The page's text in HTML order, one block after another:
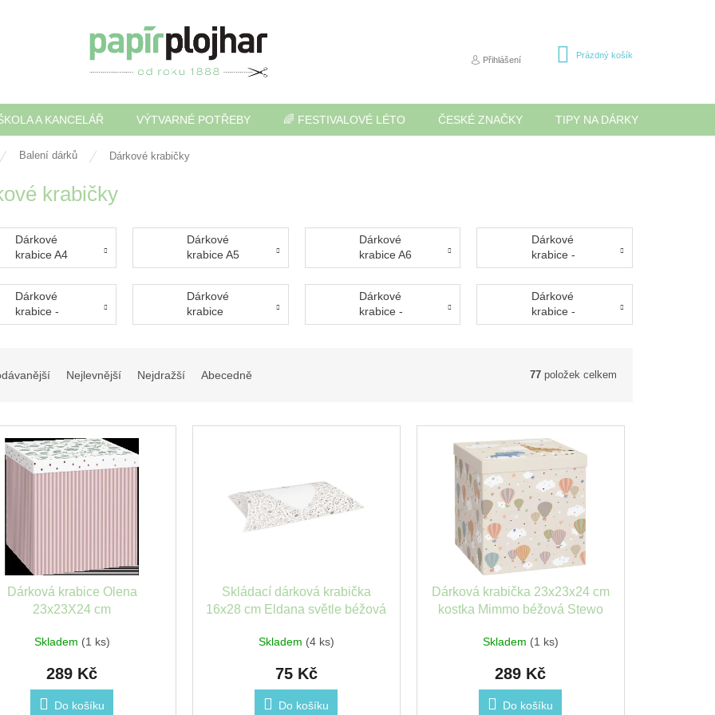
Přihlášení
NÁKUPNÍ
Prázdný košík
A KANCELÁŘ VÝTVARNÉ POTŘEBY 🌈 FESTIVALOVÉ LÉTO ČESKÉ ZNAČKY TIPY NA DÁRKY
Balení dárků Dárkové krabičky
krabičky
Dárkové
krabice A4
Dárkové
krabice A5
Dárkové
krabice A6
Dárkové
krabice -
chaloupka
Dárkové
krabice -
kostka
Dárkové
krabice
přírodní
Dárkové
krabice -
Vánoce
Dárkové
krabice -
svatba, láska
Nejlevnější Nejdražší Abecedně 77 položek celkem
Dárková krabice Olena
23x23X24 cm
Skladem (1 ks)
289 Kč
Do košíku
Skládací dárková krabička
16x28 cm Eldana světle béžová
Skladem (4 ks)
75 Kč
Do košíku
Dárková krabička 23x23x24 cm
kostka Mimmo béžová Stewo
Skladem (1 ks)
289 Kč
Do košíku